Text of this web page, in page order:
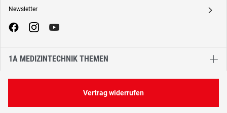
Newsletter A
1A MEDIZINTECHNIK THEMEN
Vertrag widerrufen